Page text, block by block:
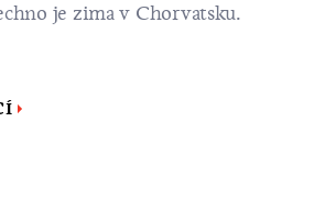
je zima v Chorvatsku.